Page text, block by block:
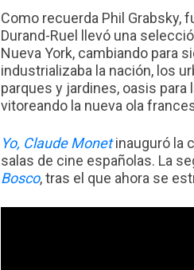
Como recuerda Phil Grabsky,
Durand-Ruel llevó una
Nueva York, cambiando para
industrializaba la nación, los
parques y jardines, oasis
vitoreando la nueva ola
Yo, Claude Monetinauguró la
salas de cine españolas. La
Bosco, tras el que ahora se